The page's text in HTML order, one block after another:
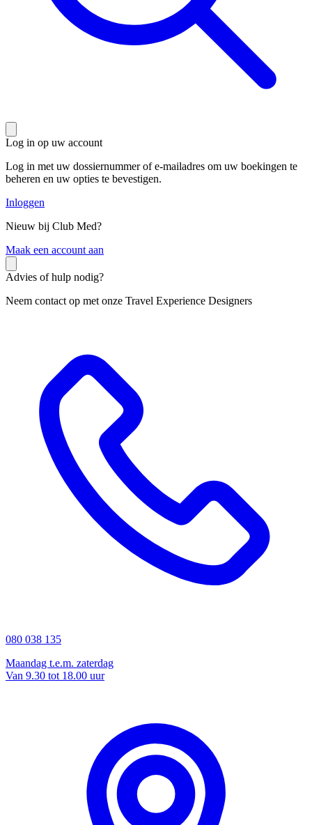
Log in op uw account
Log in met uw dossiernummer of e-mailadres om uw boekingen te
beheren en uw opties te bevestigen.
Inloggen
Nieuw bij Club Med?
Maak een account aan
Advies of hulp nodig?
Neem contact op met onze Travel Experience Designers
080 038 135
Maandag t.e.m. zaterdag
Van 9.30 tot 18.00 uur